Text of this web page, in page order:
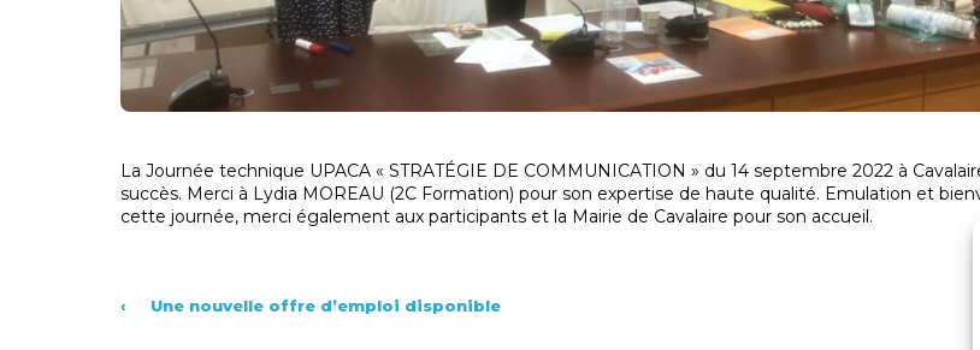
La Journée technique UPACA « STRATÉGIE DE COMMUNICATION » du 14 septembre 2022 à
succès. Merci à Lydia MOREAU (2C Formation) pour son expertise de haute qualité. Emulation et
cette journée, merci également aux participants et la Mairie de Cavalaire pour son accueil.
‹ Une nouvelle offre d’emploi disponible